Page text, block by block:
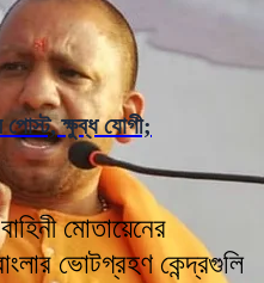
পোস্ট, ক্ষুব্ধ যোগী;
মোতায়েনের
ভোটগ্রহণ কেন্দ্রগুলি